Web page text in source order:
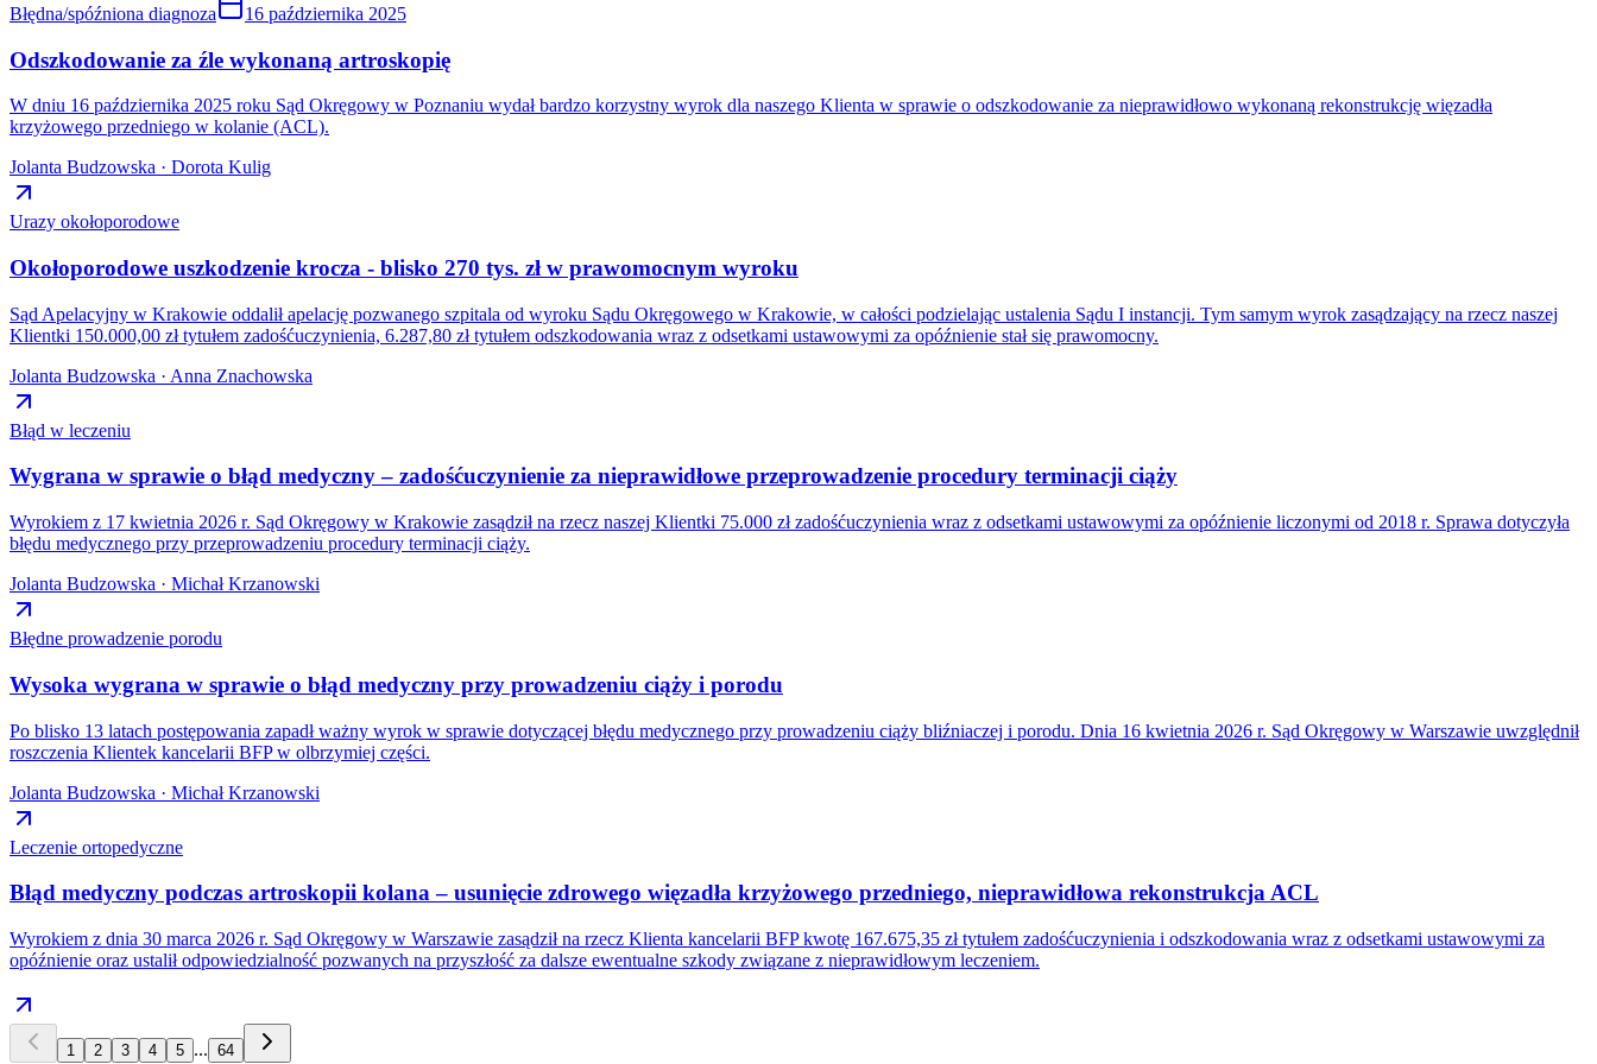
Błędna/spóźniona diagnoza 16 października 2025
Odszkodowanie za źle wykonaną artroskopię
W dniu 16 października 2025 roku Sąd Okręgowy w Poznaniu wydał bardzo korzystny wyrok dla naszego Klienta w sprawie o odszkodowanie za nieprawidłowo wykonaną rekonstrukcję więzadła
krzyżowego przedniego w kolanie (ACL).
Jolanta Budzowska · Dorota Kulig
Urazy okołoporodowe
Okołoporodowe uszkodzenie krocza - blisko 270 tys. zł w prawomocnym wyroku
Sąd Apelacyjny w Krakowie oddalił apelację pozwanego szpitala od wyroku Sądu Okręgowego w Krakowie, w całości podzielając ustalenia Sądu I instancji. Tym samym wyrok zasądzający na rzecz naszej
Klientki 150.000,00 zł tytułem zadośćuczynienia, 6.287,80 zł tytułem odszkodowania wraz z odsetkami ustawowymi za opóźnienie stał się prawomocny.
Jolanta Budzowska · Anna Znachowska
Błąd w leczeniu
Wygrana w sprawie o błąd medyczny – zadośćuczynienie za nieprawidłowe przeprowadzenie procedury terminacji ciąży
Wyrokiem z 17 kwietnia 2026 r. Sąd Okręgowy w Krakowie zasądził na rzecz naszej Klientki 75.000 zł zadośćuczynienia wraz z odsetkami ustawowymi za opóźnienie liczonymi od 2018 r. Sprawa dotyczyła
błędu medycznego przy przeprowadzeniu procedury terminacji ciąży.
Jolanta Budzowska · Michał Krzanowski
Błędne prowadzenie porodu
Wysoka wygrana w sprawie o błąd medyczny przy prowadzeniu ciąży i porodu
Po blisko 13 latach postępowania zapadł ważny wyrok w sprawie dotyczącej błędu medycznego przy prowadzeniu ciąży bliźniaczej i porodu. Dnia 16 kwietnia 2026 r. Sąd Okręgowy w Warszawie uwzględnił
roszczenia Klientek kancelarii BFP w olbrzymiej części.
Jolanta Budzowska · Michał Krzanowski
Leczenie ortopedyczne
Błąd medyczny podczas artroskopii kolana – usunięcie zdrowego więzadła krzyżowego przedniego, nieprawidłowa rekonstrukcja ACL
Wyrokiem z dnia 30 marca 2026 r. Sąd Okręgowy w Warszawie zasądził na rzecz Klienta kancelarii BFP kwotę 167.675,35 zł tytułem zadośćuczynienia i odszkodowania wraz z odsetkami ustawowymi za
opóźnienie oraz ustalił odpowiedzialność pozwanych na przyszłość za dalsze ewentualne szkody związane z nieprawidłowym leczeniem.
1 2 3 4 5 ... 64